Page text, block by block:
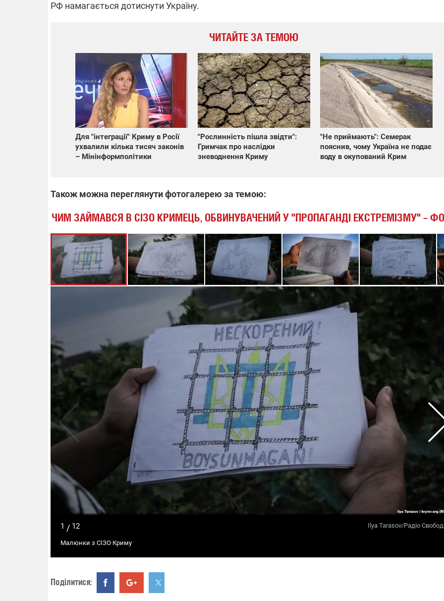
РФ намагається дотиснути Україну.
ЧИТАЙТЕ ЗА ТЕМОЮ
Для "інтеграції" Криму в Росії
ухвалили кілька тисяч законів
– Мінінформполітики
"Рослинність пішла звідти":
Гримчак про наслідки
зневоднення Криму
"Не приймають": Семерак
пояснив, чому Україна не подає
воду в окупований Крим
Також можна переглянути фотогалерею за темою:
ЧИМ ЗАЙМАВСЯ В СІЗО КРИМЕЦЬ, ОБВИНУВАЧЕНИЙ У "ПРОПАГАНДІ ЕКСТРЕМІЗМУ" –
1 / 12 Ilya Tarasov/Радіо
Малюнки з СІЗО Криму
Поділитися: